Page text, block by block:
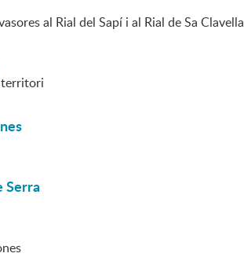
al Rial del Sapí i al Rial de Sa Clavella
Serra